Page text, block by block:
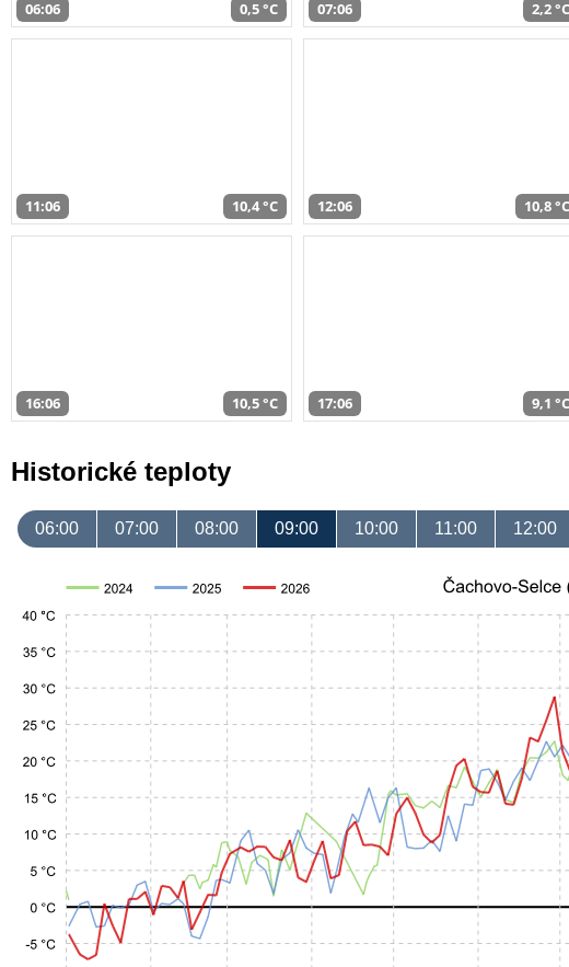
06:06 0,5 °C 07:06 2,2 °C
11:06 10,4 °C 12:06 10,8 °C
16:06 10,5 °C 17:06 9,1 °C
Historické teploty
06:00 07:00 08:00 09:00 10:00 11:00 12:00